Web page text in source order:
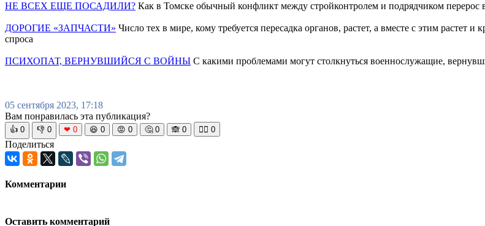
НЕ ВСЕХ ЕЩЕ ПОСАДИЛИ? Как в Томске обычный конфликт между стройконтролем и подрядчиком перерос
ДОРОГИЕ «ЗАПЧАСТИ» Число тех в мире, кому требуется пересадка органов, растет, а вместе с этим растет
спроса
ПСИХОПАТ, ВЕРНУВШИЙСЯ С ВОЙНЫ С какими проблемами могут столкнуться военнослужащие,
05 сентября 2023, 17:18
Вам понравилась эта публикация?
👍 0 👎 0 ❤ 0 😆 0 😡 0 🤔 0 🙈 0 🧘‍♀️ 0
Поделиться
Комментарии
Оставить комментарий